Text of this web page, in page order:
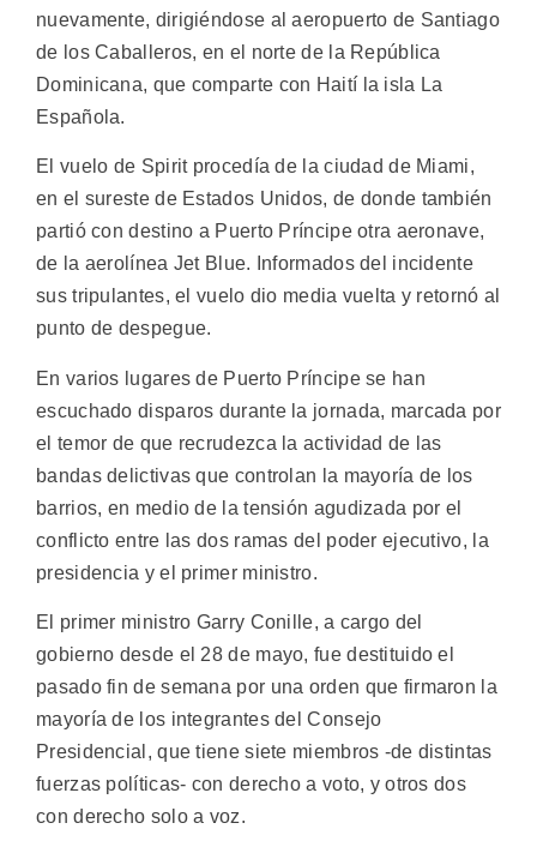
nuevamente, dirigiéndose al aeropuerto de Santiago
de los Caballeros, en el norte de la República
Dominicana, que comparte con Haití la isla La
Española.
El vuelo de Spirit procedía de la ciudad de Miami,
en el sureste de Estados Unidos, de donde también
partió con destino a Puerto Príncipe otra aeronave,
de la aerolínea Jet Blue. Informados del incidente
sus tripulantes, el vuelo dio media vuelta y retornó al
punto de despegue.
En varios lugares de Puerto Príncipe se han
escuchado disparos durante la jornada, marcada por
el temor de que recrudezca la actividad de las
bandas delictivas que controlan la mayoría de los
barrios, en medio de la tensión agudizada por el
conflicto entre las dos ramas del poder ejecutivo, la
presidencia y el primer ministro.
El primer ministro Garry Conille, a cargo del
gobierno desde el 28 de mayo, fue destituido el
pasado fin de semana por una orden que firmaron la
mayoría de los integrantes del Consejo
Presidencial, que tiene siete miembros -de distintas
fuerzas políticas- con derecho a voto, y otros dos
con derecho solo a voz.